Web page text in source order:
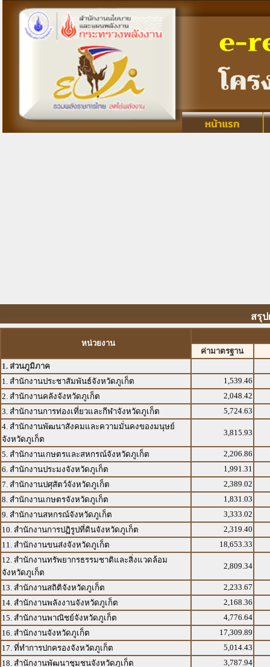
สรุป
หน่วยงาน
ค่ามาตรฐาน
1. ส่วนภูมิภาค
1. สำนักงานประชาสัมพันธ์จังหวัดภูเก็ต
1,539.46
2. สำนักงานคลังจังหวัดภูเก็ต
2,048.42
3. สำนักงานการท่องเที่ยวและกีฬาจังหวัดภูเก็ต
5,724.63
4. สำนักงานพัฒนาสังคมและความมั่นคงของมนุษย์
จังหวัดภูเก็ต
3,815.93
5. สำนักงานเกษตรและสหกรณ์จังหวัดภูเก็ต
2,206.86
6. สำนักงานประมงจังหวัดภูเก็ต
1,991.31
7. สำนักงานปศุสัตว์จังหวัดภูเก็ต
2,389.02
8. สำนักงานเกษตรจังหวัดภูเก็ต
1,831.03
9. สำนักงานสหกรณ์จังหวัดภูเก็ต
3,333.02
10. สำนักงานการปฏิรูปที่ดินจังหวัดภูเก็ต
2,319.40
11. สำนักงานขนส่งจังหวัดภูเก็ต
18,653.33
12. สำนักงานทรัพยากรธรรมชาติและสิ่งแวดล้อม
จังหวัดภูเก็ต
2,809.34
13. สำนักงานสถิติจังหวัดภูเก็ต
2,233.67
14. สำนักงานพลังงานจังหวัดภูเก็ต
2,168.36
15. สำนักงานพาณิชย์จังหวัดภูเก็ต
4,776.64
16. สำนักงานจังหวัดภูเก็ต
17,309.89
17. ที่ทำการปกครองจังหวัดภูเก็ต
5,014.43
18. สำนักงานพัฒนาชุมชนจังหวัดภูเก็ต
3,787.94